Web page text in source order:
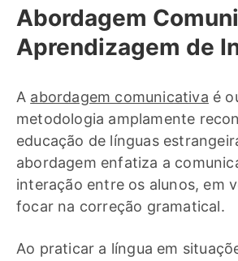
Abordagem
Aprendizagem de
A abordagem comunicativa é
metodologia amplamente
educação de línguas
abordagem enfatiza a
interação entre os alunos, em
focar na correção gramatical.
Ao praticar a língua em